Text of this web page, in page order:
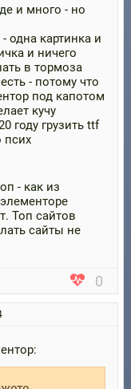
и много - но
одна картинка и
и ничего
в тормоза
- потому что
под капотом
кучу
году грузить ttf
псих
- как из
Топ сайтов
сайты не
0